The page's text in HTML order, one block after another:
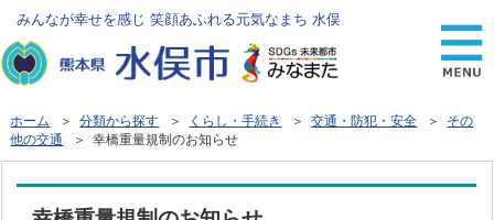
みんなが幸せを感じ 笑顔あふれる元気なまち 水俣
ホーム ＞分類から探す ＞ くらし・手続き ＞交通・防犯・安全 ＞ その
他の交通
＞ 幸橋重量規制のお知らせ